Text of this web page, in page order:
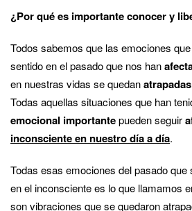
¿Por qué es importante conocer y
Todos sabemos que las emociones
sentido en el pasado que nos han
en nuestras vidas se quedanatrapadas
Todas aquellas situaciones que han
emocional importantepueden seguir
inconsciente en nuestro día a día.
Todas esas emociones del pasado que
en el inconsciente es lo que llamamos
son vibraciones que se quedaron